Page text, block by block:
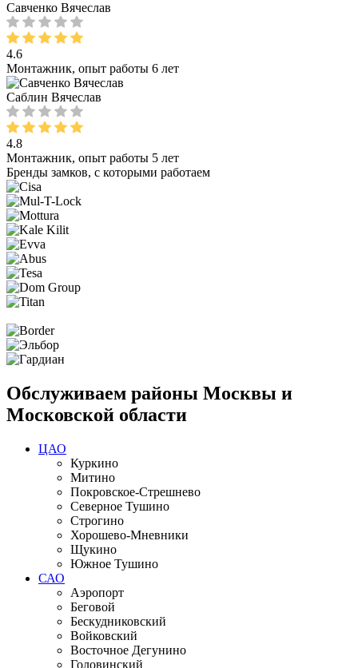
Савченко Вячеслав
4.6
Монтажник, опыт работы 6 лет
Саблин Вячеслав
4.8
Монтажник, опыт работы 5 лет
Бренды замков, с которыми работаем
Обслуживаем районы Москвы и
Московской области
ЦАО
Куркино
Митино
Покровское-Стрешнево
Северное Тушино
Строгино
Хорошево-Мневники
Щукино
Южное Тушино
САО
Аэропорт
Беговой
Бескудниковский
Войковский
Восточное Дегунино
Головинский